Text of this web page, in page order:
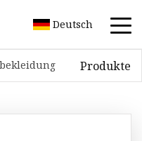
Deutsch
Produkte